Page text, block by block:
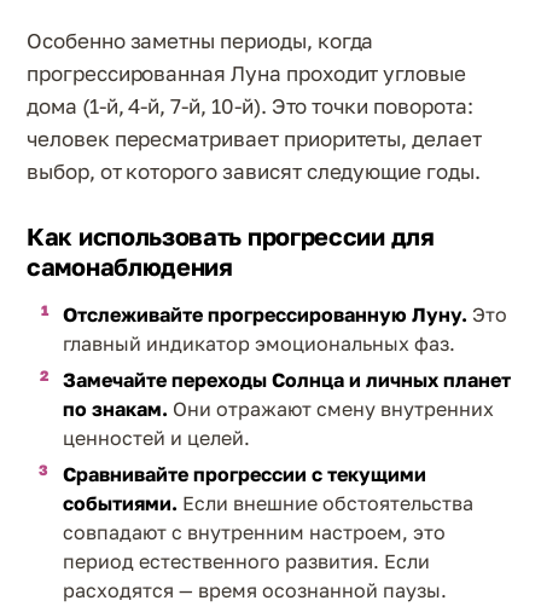
Особенно заметны периоды, когда
прогрессированная Луна проходит угловые
дома (1-й, 4-й, 7-й, 10-й). Это точки поворота:
человек пересматривает приоритеты, делает
выбор, от которого зависят следующие годы.
Как использовать прогрессии для
самонаблюдения
Отслеживайте прогрессированную Луну. Это
главный индикатор эмоциональных фаз.
Замечайте переходы Солнца и личных планет
по знакам. Они отражают смену внутренних
ценностей и целей.
Сравнивайте прогрессии с текущими
событиями. Если внешние обстоятельства
совпадают с внутренним настроем, это
период естественного развития. Если
расходятся — время осознанной паузы.